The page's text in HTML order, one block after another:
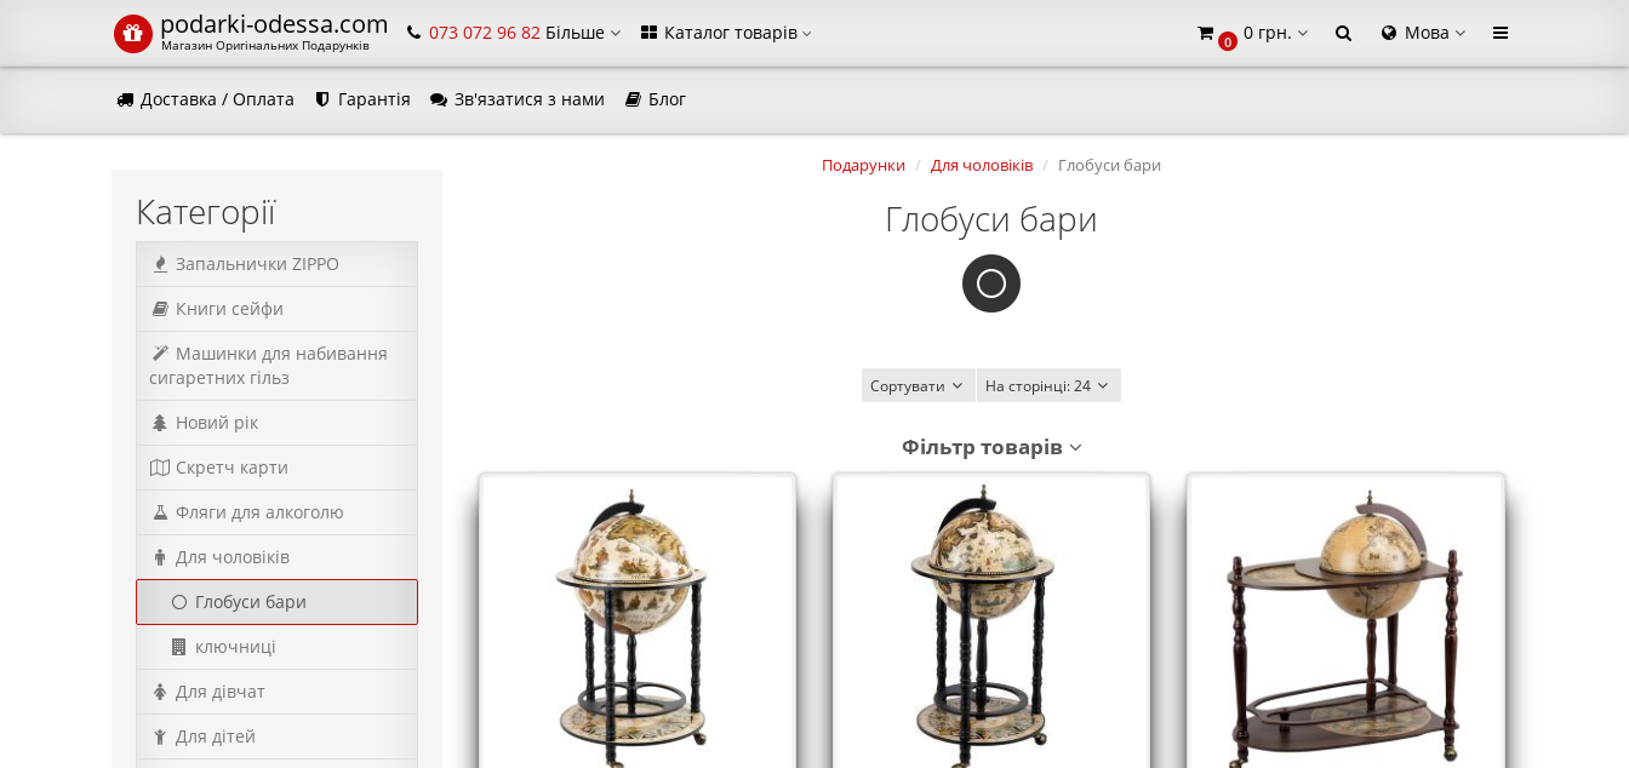
podarki-odessa.com
Магазин Оригінальних Подарунків
073 072 96 82 Більше Каталог товарів 0 0 грн. Мова
Доставка / Оплата Гарантія Зв'язатися з нами Блог
Категорії
Запальнички ZIPPO
Книги сейфи
Машинки для набивання
сигаретних гільз
Новий рік
Скретч карти
Фляги для алкоголю
Для чоловіків
Глобуси бари
ключниці
Для дівчат
Для дітей
Подарунки Для чоловіків Глобуси бари
Глобуси бари
Сортувати На сторінці:24
Українська
Фільтр товарів